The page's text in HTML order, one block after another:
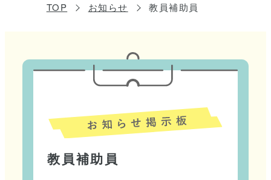
TOP お知らせ 教員補助員
教員補助員